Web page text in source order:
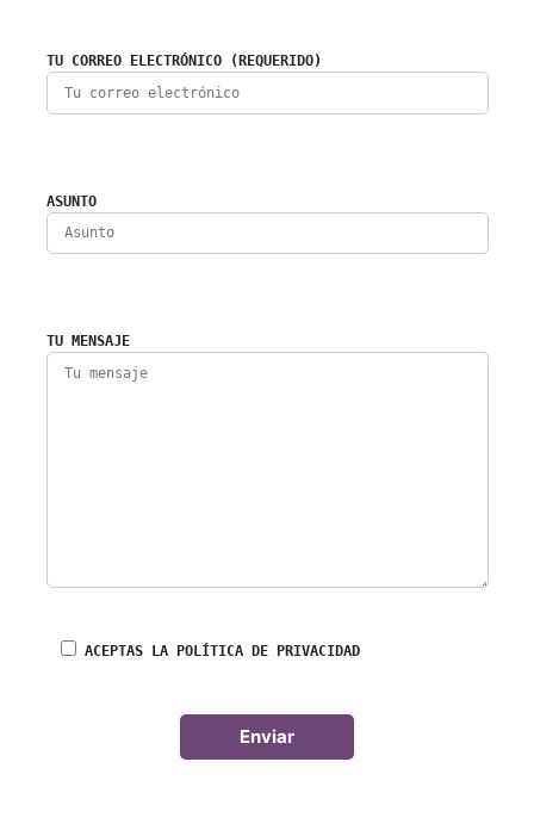
TU CORREO ELECTRÓNICO (REQUERIDO)
ASUNTO
TU MENSAJE
ACEPTAS LA POLÍTICA DE PRIVACIDAD